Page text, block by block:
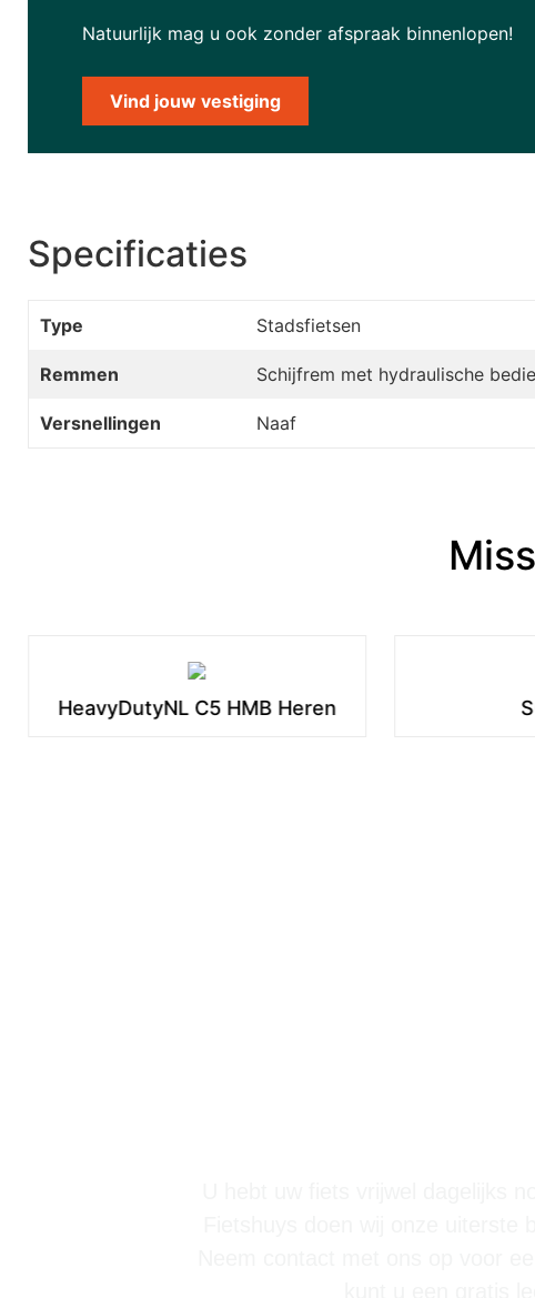
Natuurlijk mag u ook zonder afspraak binnenlopen!
Vind jouw vestiging
Specificaties
Type Stadsfietsen
Remmen Schijfrem met hydraulische
Versnellingen Naaf
HeavyDutyNL C5 HMB Heren